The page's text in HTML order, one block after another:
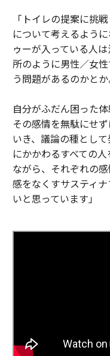
「トイレの提案に挑
について考えるよう
ゥーが入っている人
所のように男性／女
う問題があるのかとか
自分がふだん困った
その感情を無駄にせ
いき、議論の種とし
にかかわるすべての
ながら、それぞれの
感をなくすサスティ
いと思っています」